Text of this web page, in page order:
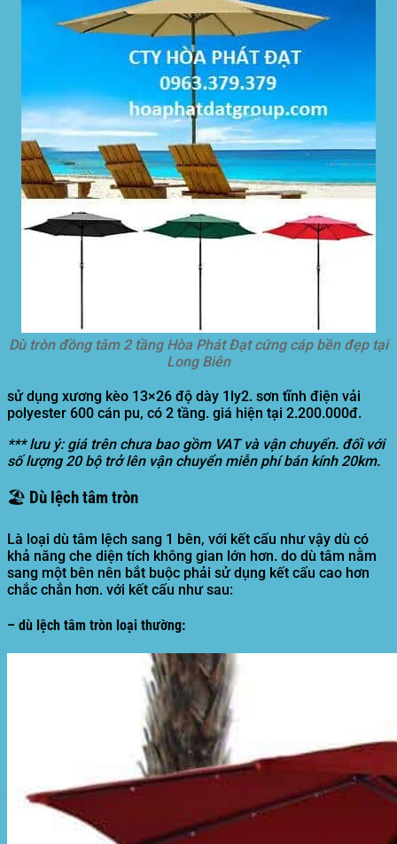
Dù tròn đồng tâm 2 tầng Hòa Phát Đạt cứng cáp bền đẹp tại
Long Biên
sử dụng xương kèo 13×26 độ dày 1ly2. sơn tĩnh điện vải
polyester 600 cán pu, có 2 tầng. giá hiện tại 2.200.000đ.
*** lưu ý: giá trên chưa bao gồm VAT và vận chuyển. đối với
số lượng 20 bộ trở lên vận chuyển miễn phí bán kính 20km.
🏖️ Dù lệch tâm tròn
Là loại dù tâm lệch sang 1 bên, với kết cấu như vậy dù có
khả năng che diện tích không gian lớn hơn. do dù tâm nằm
sang một bên nên bắt buộc phải sử dụng kết cấu cao hơn
chắc chắn hơn. với kết cấu như sau:
– dù lệch tâm tròn loại thường: